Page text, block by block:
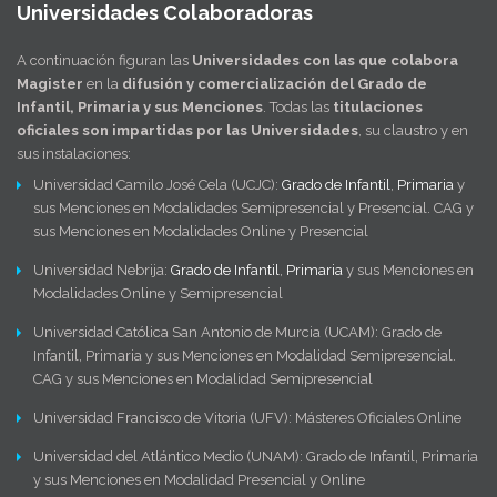
Universidades Colaboradoras
A continuación figuran las Universidades con las que colabora
Magister en la difusión y comercialización del Grado de
Infantil, Primaria y sus Menciones. Todas las titulaciones
oficiales son impartidas por las Universidades, su claustro y en
sus instalaciones:
Universidad Camilo José Cela (UCJC): Grado de Infantil, Primaria y
sus Menciones en Modalidades Semipresencial y Presencial. CAG y
sus Menciones en Modalidades Online y Presencial
Universidad Nebrija: Grado de Infantil, Primaria y sus Menciones en
Modalidades Online y Semipresencial
Universidad Católica San Antonio de Murcia (UCAM): Grado de
Infantil, Primaria y sus Menciones en Modalidad Semipresencial.
CAG y sus Menciones en Modalidad Semipresencial
Universidad Francisco de Vitoria (UFV): Másteres Oficiales Online
Universidad del Atlántico Medio (UNAM): Grado de Infantil, Primaria
y sus Menciones en Modalidad Presencial y Online